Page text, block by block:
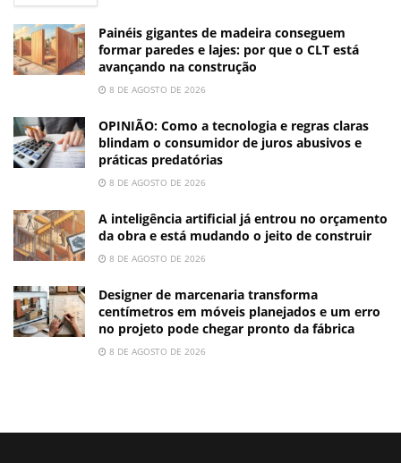
Painéis gigantes de madeira conseguem
formar paredes e lajes: por que o CLT está
avançando na construção
8 DE AGOSTO DE 2026
OPINIÃO: Como a tecnologia e regras claras
blindam o consumidor de juros abusivos e
práticas predatórias
8 DE AGOSTO DE 2026
A inteligência artificial já entrou no orçamento
da obra e está mudando o jeito de construir
8 DE AGOSTO DE 2026
Designer de marcenaria transforma
centímetros em móveis planejados e um erro
no projeto pode chegar pronto da fábrica
8 DE AGOSTO DE 2026